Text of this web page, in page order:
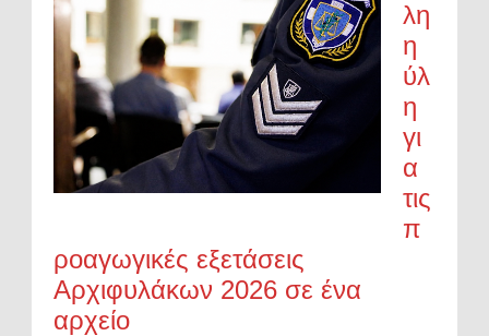
λη
η
ύλ
η
γι
α
τις
π
ροαγωγικές εξετάσεις
Αρχιφυλάκων 2026 σε ένα
αρχείο